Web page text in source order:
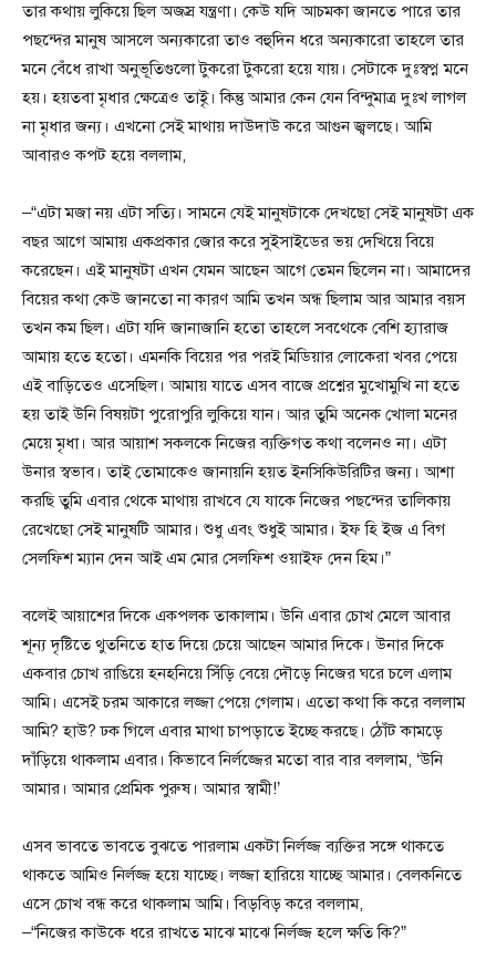
তার কথায় লুকিয়ে ছিল অজস্র যন্ত্রণা। কেউ যদি আচমকা জানতে পারে তার
পছন্দের মানুষ আসলে অন্যকারো তাও বহুদিন ধরে অন্যকারো তাহলে তার
মনে বেঁধে রাখা অনুভূতিগুলো টুকরো টুকরো হয়ে যায়। সেটাকে দুঃস্বপ্ন মনে
হয়। হয়তবা মৃধার ক্ষেত্রেও তাইৃ। কিন্তু আমার কেন যেন বিন্দুমাত্র দুঃখ লাগল
না মৃধার জন্য। এখনো সেই মাথায় দাউদাউ করে আগুন জ্বলছে। আমি
আবারও কপট হয়ে বললাম,
–“এটা মজা নয় এটা সত্যি। সামনে যেই মানুষটাকে দেখছো সেই মানুষটা এক
বছর আগে আমায় একপ্রকার জোর করে সুইসাইডের ভয় দেখিয়ে বিয়ে
করেছেন। এই মানুষটা এখন যেমন আছেন আগে তেমন ছিলেন না। আমাদের
বিয়ের কথা কেউ জানতো না কারণ আমি তখন অন্ধ ছিলাম আর আমার বয়স
তখন কম ছিল। এটা যদি জানাজানি হতো তাহলে সবথেকে বেশি হ্যারাজ
আমায় হতে হতো। এমনকি বিয়ের পর পরই মিডিয়ার লোকেরা খবর পেয়ে
এই বাড়িতেও এসেছিল। আমায় যাতে এসব বাজে প্রশ্নের মুখোমুখি না হতে
হয় তাই উনি বিষয়টা পুরোপুরি লুকিয়ে যান। আর তুমি অনেক খোলা মনের
মেয়ে মৃধা। আর আয়াশ সকলকে নিজের ব্যক্তিগত কথা বলেনও না। এটা
উনার স্বভাব। তাই তোমাকেও জানায়নি হয়ত ইনসিকিউরিটির জন্য। আশা
করছি তুমি এবার থেকে মাথায় রাখবে যে যাকে নিজের পছন্দের তালিকায়
রেখেছো সেই মানুষটি আমার। শুধু এবং শুধুই আমার। ইফ হি ইজ এ বিগ
সেলফিশ ম্যান দেন আই এম মোর সেলফিশ ওয়াইফ দেন হিম।”
বলেই আয়াশের দিকে একপলক তাকালাম। উনি এবার চোখ মেলে আবার
শূন্য দৃষ্টিতে থুতনিতে হাত দিয়ে চেয়ে আছেন আমার দিকে। উনার দিকে
একবার চোখ রাঙিয়ে হনহনিয়ে সিঁড়ি বেয়ে দৌড়ে নিজের ঘরে চলে এলাম
আমি। এসেই চরম আকারে লজ্জা পেয়ে গেলাম। এতো কথা কি করে বললাম
আমি? হাউ? ঢক গিলে এবার মাথা চাপড়াতে ইচ্ছে করছে। ঠোঁট কামড়ে
দাঁড়িয়ে থাকলাম এবার। কিভাবে নির্লজ্জের মতো বার বার বললাম, ‘উনি
আমার। আমার প্রেমিক পুরুষ। আমার স্বামী!’
এসব ভাবতে ভাবতে বুঝতে পারলাম একটা নির্লজ্জ ব্যক্তির সঙ্গে থাকতে
থাকতে আমিও নির্লজ্জ হয়ে যাচ্ছে। লজ্জা হারিয়ে যাচ্ছে আমার। বেলকনিতে
এসে চোখ বন্ধ করে থাকলাম আমি। বিড়বিড় করে বললাম,
–“নিজের কাউকে ধরে রাখতে মাঝে মাঝে নির্লজ্জ হলে ক্ষতি কি?”